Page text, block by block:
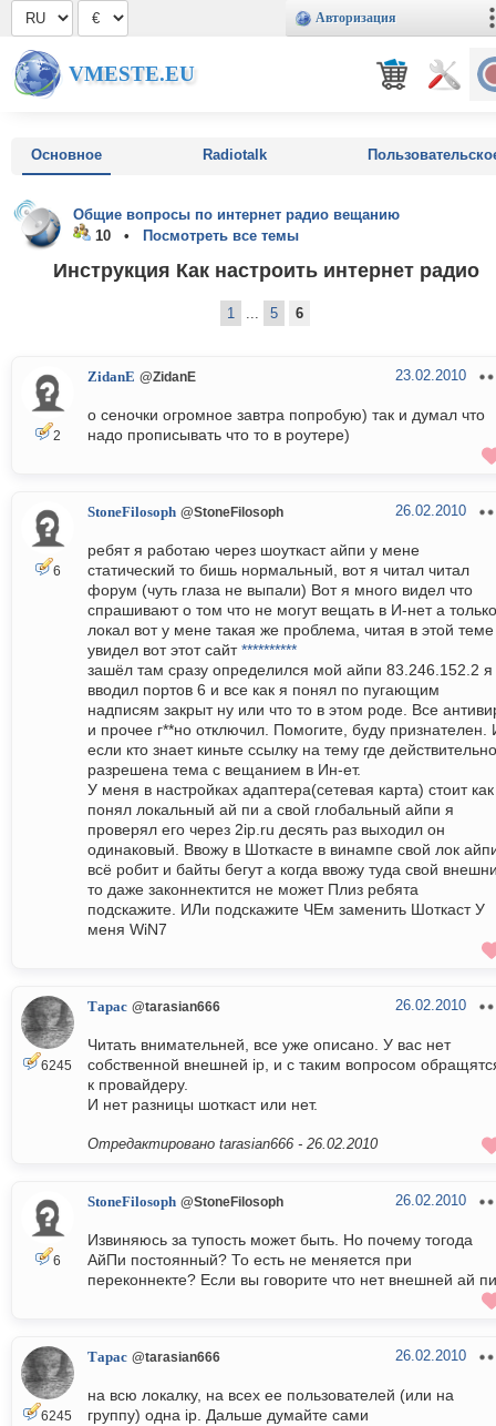
Авторизация
VMESTE.EU
Основное Radiotalk
Общие вопросы по интернет радио вещанию
10 •
Посмотреть все темы
Инструкция Как настроить интернет радио
1 ... 5 6
2
ZidanE @ZidanE 23.02.2010
о сеночки огромное завтра попробую) так и думал что
надо прописывать что то в роутере)
6
StoneFilosoph @StoneFilosoph 26.02.2010
ребят я работаю через шоуткаст айпи у мене
статический то бишь нормальный, вот я читал читал
форум (чуть глаза не выпали) Вот я много видел что
спрашивают о том что не могут вещать в И-нет а
локал вот у мене такая же проблема, читая в этой
увидел вот этот сайт**********
зашёл там сразу определился мой айпи 83.246.152.2 я
вводил портов 6 и все как я понял по пугающим
надписям закрыт ну или что то в этом роде. Все
и прочее г**но отключил. Помогите, буду признателен.
если кто знает киньте ссылку на тему где действительно
разрешена тема с вещанием в Ин-ет.
У меня в настройках адаптера(сетевая карта) стоит
понял локальный ай пи а свой глобальный айпи я
проверял его через 2ip.ru десять раз выходил он
одинаковый. Ввожу в Шоткасте в винампе свой лок
всё робит и байты бегут а когда ввожу туда свой
то даже законнектится не может Плиз ребята
подскажите. ИЛи подскажите ЧЕм заменить Шоткаст У
меня WiN7
6245
Тарас @tarasian666 26.02.2010
Читать внимательней, все уже описано. У вас нет
собственной внешней ip, и с таким вопросом
к провайдеру.
И нет разницы шоткаст или нет.
Отредактировано tarasian666 - 26.02.2010
6
StoneFilosoph @StoneFilosoph 26.02.2010
Извиняюсь за тупость может быть. Но почему тогода
АйПи постоянный? То есть не меняется при
переконнекте? Если вы говорите что нет внешней ай пи
6245
Тарас @tarasian666 26.02.2010
на всю локалку, на всех ее пользователей (или на
группу) одна ip. Дальше думайте сами